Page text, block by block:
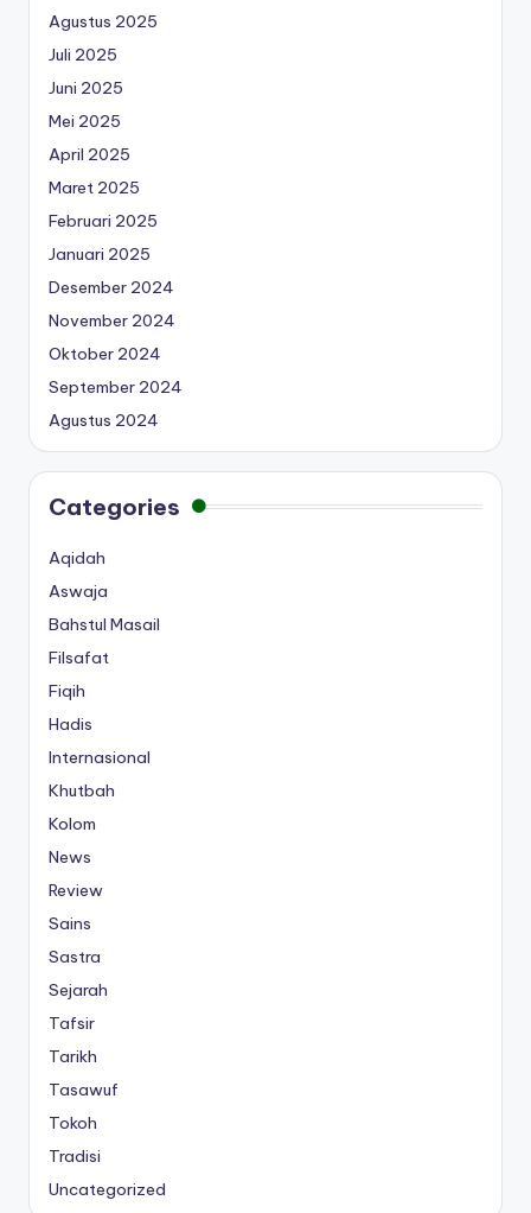
Agustus 2025
Juli 2025
Juni 2025
Mei 2025
April 2025
Maret 2025
Februari 2025
Januari 2025
Desember 2024
November 2024
Oktober 2024
September 2024
Agustus 2024
Categories
Aqidah
Aswaja
Bahstul Masail
Filsafat
Fiqih
Hadis
Internasional
Khutbah
Kolom
News
Review
Sains
Sastra
Sejarah
Tafsir
Tarikh
Tasawuf
Tokoh
Tradisi
Uncategorized